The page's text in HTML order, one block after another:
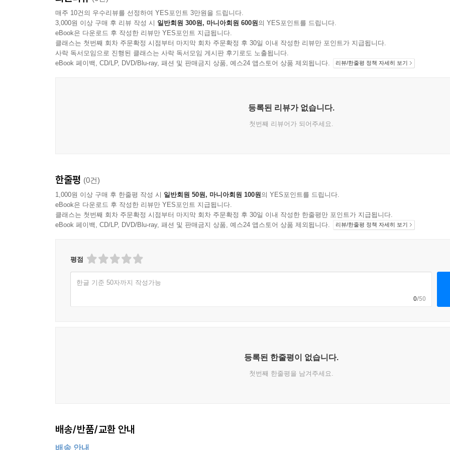
매주 10건의 우수리뷰를 선정하여 YES포인트 3만원을 드립니다.
3,000원 이상 구매 후 리뷰 작성 시 일반회원 300원, 마니아회원 600원의 YES포인트를 드립니다.
eBook은 다운로드 후 작성한 리뷰만 YES포인트 지급됩니다.
클래스는 첫번째 회차 주문확정 시점부터 마지막 회차 주문확정 후 30일 이내 작성한 리뷰만 포인트가 지급됩니다.
사락 독서모임으로 진행된 클래스는 사락 독서모임 게시판 후기로도 노출됩니다.
eBook 페이백, CD/LP, DVD/Blu-ray, 패션 및 판매금지 상품, 예스24 앱스토어 상품 제외됩니다.
리뷰/한줄평 정책 자세히 보기
등록된 리뷰가 없습니다.
첫번째 리뷰어가 되어주세요.
한줄평 (0건)
1,000원 이상 구매 후 한줄평 작성 시 일반회원 50원, 마니아회원 100원의 YES포인트를 드립니다.
eBook은 다운로드 후 작성한 리뷰만 YES포인트 지급됩니다.
클래스는 첫번째 회차 주문확정 시점부터 마지막 회차 주문확정 후 30일 이내 작성한 한줄평만 포인트가 지급됩니다.
eBook 페이백, CD/LP, DVD/Blu-ray, 패션 및 판매금지 상품, 예스24 앱스토어 상품 제외됩니다.
리뷰/한줄평 정책 자세히 보기
평점
한글 기준 50자까지 작성가능
0/50
등록된 한줄평이 없습니다.
첫번째 한줄평을 남겨주세요.
배송/반품/교환 안내
배송 안내